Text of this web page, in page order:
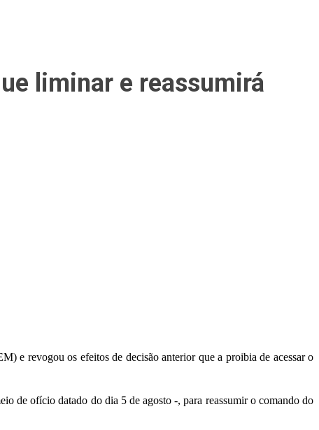
liminar e reassumirá
e revogou os efeitos de decisão anterior que a proibia de acessar o
de ofício datado do dia 5 de agosto -, para reassumir o comando do